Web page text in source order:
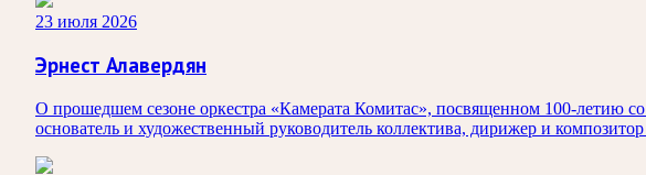
23 июля 2026
Эрнест Алавердян
О прошедшем сезоне оркестра «Камерата Комитас», посвященном 100-летию
основатель и художественный руководитель коллектива, дирижер и